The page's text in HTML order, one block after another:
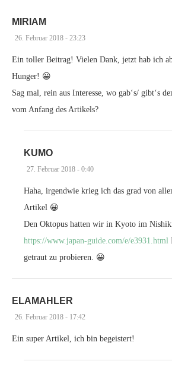
MIRIAM
26. Februar 2018 - 23:23
Ein toller Beitrag! Vielen Dank, jetzt hab ich
Hunger! 😀
Sag mal, rein aus Interesse, wo gab‘s/ gibt‘s
vom Anfang des Artikels?
KUMO
27. Februar 2018 - 0:40
Haha, irgendwie krieg ich das grad von
Artikel 😀
Den Oktopus hatten wir in Kyoto im
https://www.japan-guide.com/e/e3931.html
getraut zu probieren. 😀
ELAMAHLER
26. Februar 2018 - 17:42
Ein super Artikel, ich bin begeistert!